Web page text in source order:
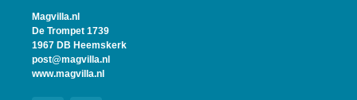
Magvilla.nl
De Trompet 1739
1967 DB Heemskerk
post@magvilla.nl
www.magvilla.nl